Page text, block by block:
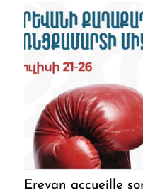
Erevan accueille